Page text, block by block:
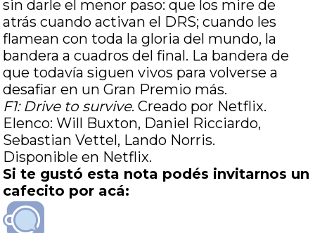
sin darle el menor paso: que los mire de
atrás cuando activan el DRS; cuando les
flamean con toda la gloria del mundo, la
bandera a cuadros del final. La bandera de
que todavía siguen vivos para volverse a
desafiar en un Gran Premio más.
F1: Drive to survive. Creado por Netflix.
Elenco: Will Buxton, Daniel Ricciardo,
Sebastian Vettel, Lando Norris.
Disponible en Netflix.
Si te gustó esta nota podés invitarnos un
cafecito por acá: